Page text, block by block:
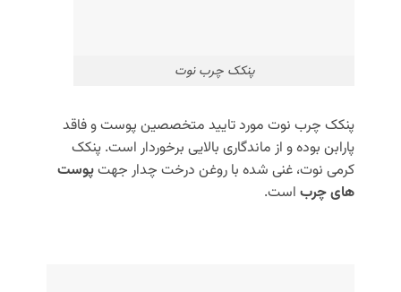
پنکک چرب نوت
پنکک چرب نوت مورد تایید متخصصین پوست و فاقد
پارابن بوده و از ماندگاری بالایی برخوردار است. پنکک
کرمی نوت، غنی شده با روغن درخت چدار جهتپوست
های چرباست.